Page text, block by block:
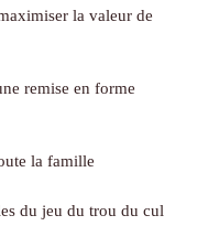
la valeur de
remise en forme
la famille
du jeu du trou du cul